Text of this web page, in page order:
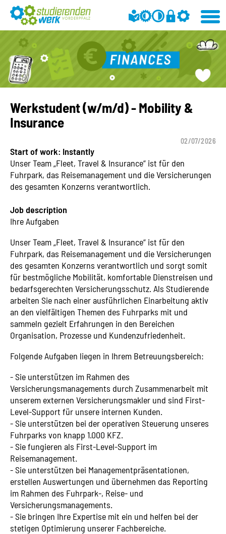
Werkstudent (w/m/d) - Mobility &
Insurance
02/07/2026
Start of work: Instantly
Unser Team „Fleet, Travel & Insurance“ ist für den
Fuhrpark, das Reisemanagement und die Versicherungen
des gesamten Konzerns verantwortlich.
Job description
Ihre Aufgaben
Unser Team „Fleet, Travel & Insurance“ ist für den
Fuhrpark, das Reisemanagement und die Versicherungen
des gesamten Konzerns verantwortlich und sorgt somit
für bestmögliche Mobilität, komfortable Dienstreisen und
bedarfsgerechten Versicherungsschutz. Als Studierende
arbeiten Sie nach einer ausführlichen Einarbeitung aktiv
an den vielfältigen Themen des Fuhrparks mit und
sammeln gezielt Erfahrungen in den Bereichen
Organisation, Prozesse und Kundenzufriedenheit.
Folgende Aufgaben liegen in Ihrem Betreuungsbereich:
- Sie unterstützen im Rahmen des
Versicherungsmanagements durch Zusammenarbeit mit
unserem externen Versicherungsmakler und sind First-
Level-Support für unsere internen Kunden.
- Sie unterstützen bei der operativen Steuerung unseres
Fuhrparks von knapp 1.000 KFZ.
- Sie fungieren als First-Level-Support im
Reisemanagement.
- Sie unterstützen bei Managementpräsentationen,
erstellen Auswertungen und übernehmen das Reporting
im Rahmen des Fuhrpark-, Reise- und
Versicherungsmanagements.
- Sie bringen Ihre Expertise mit ein und helfen bei der
stetigen Optimierung unserer Fachbereiche.